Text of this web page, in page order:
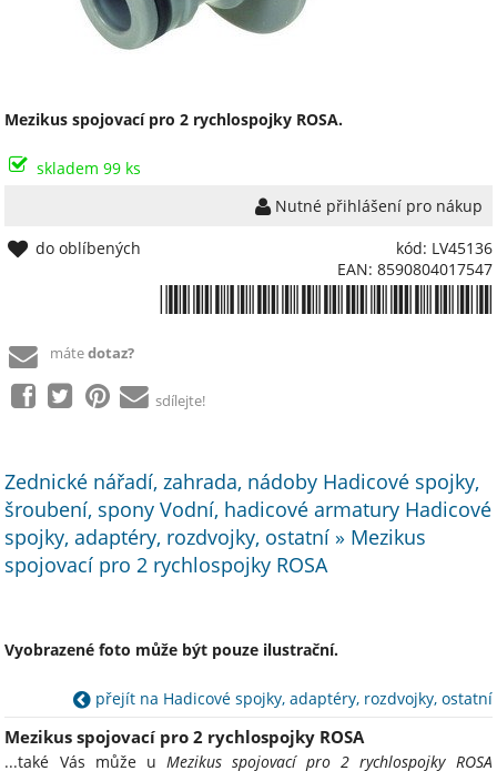
Mezikus spojovací pro 2 rychlospojky ROSA.
skladem 99 ks
Nutné přihlášení pro nákup
kód: LV45136
EAN: 8590804017547
do oblíbených
mátedotaz?
sdílejte!
Zednické nářadí, zahrada, nádoby Hadicové spojky,
šroubení, spony Vodní, hadicové armatury Hadicové
spojky, adaptéry, rozdvojky, ostatní » Mezikus
spojovací pro 2 rychlospojky ROSA
Vyobrazené foto může být pouze ilustrační.
přejít na Hadicové spojky, adaptéry, rozdvojky, ostatní
Mezikus spojovací pro 2 rychlospojky ROSA
...také Vás může u Mezikus spojovací pro 2 rychlospojky ROSA